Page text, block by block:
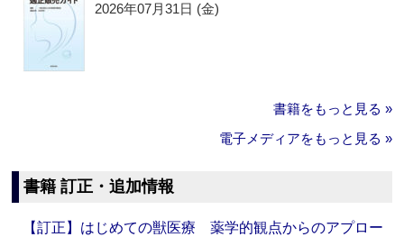
2026年07月31日 (金)
書籍をもっと見る »
電子メディアをもっと見る »
書籍 訂正・追加情報
【訂正】はじめての獣医療 薬学的観点からのアプロー